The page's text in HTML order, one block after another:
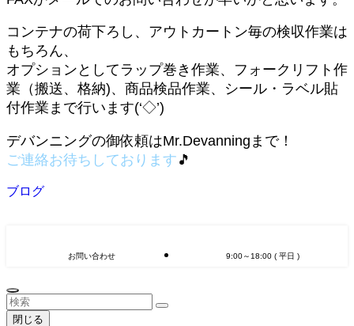
コンテナの荷下ろし、アウトカートン毎の検収作業は
もちろん、
オプションとしてラップ巻き作業、フォークリフト作
業（搬送、格納)、商品検品作業、シール・ラベル貼
付作業まで行います(‘◇’)ゞ
デバンニングの御依頼はMr.Devanningまで！
ご連絡お待ちしております 🎵
ブログ
お問い合わせ 9:00～18:00 ( 平日 )
閉じる